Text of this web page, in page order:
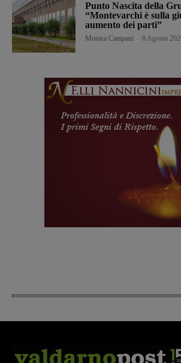
Punto Nascita della
“Montevarchi è sulla
aumento dei parti”
Monica Campani 8 Agosto